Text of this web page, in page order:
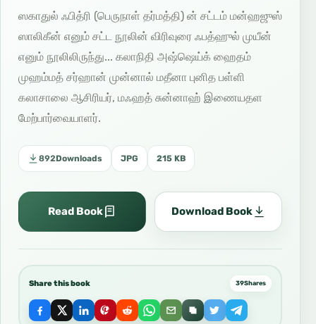
ஸகாதுல் ஃபித்ரி (பெருநாள் தர்மத்தி) ன் சட்டம் மன்ஹஜுஸ்
ஸாலிகீன் எனும் சட்ட நூலின் விரிவுரை ஃபத்ஹுல் முயீன்
எனும் நூலிலிருந்து... கலாநிதி அஷ்ஷெய்க் ஹைதம்
முஹம்மத் சர்ஹான் முன்னால் மதீனா புனித பள்ளி
கலாசாலை ஆசிரியர், மஃஹத் சுன்னாஹ் இணையதள
மேற்பார்வையாளர்.
892Downloads JPG 215 KB
Read Book Download Book
Share this book 39Shares